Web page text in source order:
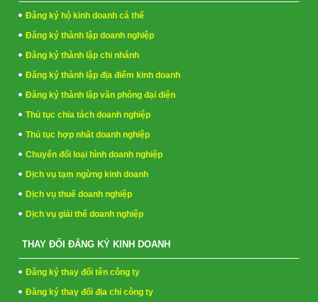
Đăng ký hộ kinh doanh cá thể
Đăng ký thành lập doanh nghiệp
Đăng ký thành lập chi nhánh
Đăng ký thành lập địa điểm kinh doanh
Đăng ký thành lập văn phòng đại diện
Thủ tục chia tách doanh nghiệp
Thủ tục hợp nhất doanh nghiệp
Chuyển đổi loại hình doanh nghiệp
Dịch vụ tạm ngừng kinh doanh
Dịch vụ thuế doanh nghiệp
Dịch vụ giải thể doanh nghiệp
THAY ĐỔI ĐĂNG KÝ KINH DOANH
Đăng ký thay đổi tên công ty
Đăng ký thay đổi địa chỉ công ty